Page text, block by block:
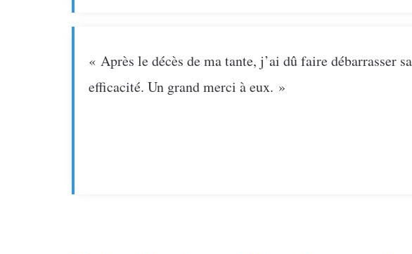
« Après le décès de ma tante, j’ai dû faire débarrasser
efficacité. Un grand merci à eux. »